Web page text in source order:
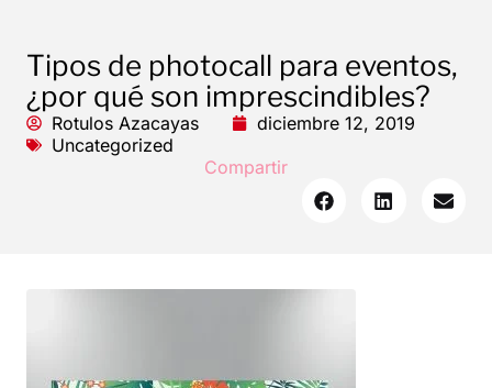
Tipos de photocall para eventos,
¿por qué son imprescindibles?
Rotulos Azacayas
diciembre 12, 2019
Uncategorized
Compartir